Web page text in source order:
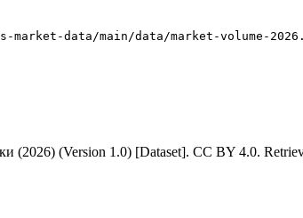
market-data/main/data/market-volume-
(2026) (Version 1.0) [Dataset]. CC BY 4.0.